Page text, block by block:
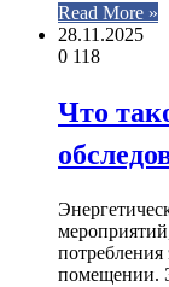
Read More »
28.11.2025
0 118
Что
помещении.